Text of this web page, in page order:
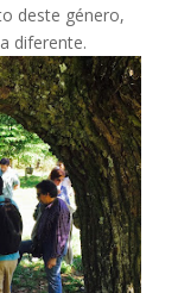
deste género,
diferente.